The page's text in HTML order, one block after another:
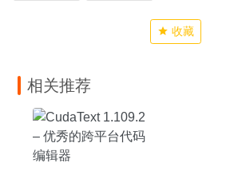
收藏
相关推荐